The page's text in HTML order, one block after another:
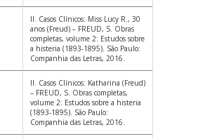
II. Casos Clínicos: Miss Lucy R., 30
anos (Freud) – FREUD, S. Obras
completas, volume 2: Estudos sobre
a histeria (1893-1895). São Paulo:
Companhia das Letras, 2016.
II. Casos Clínicos: Katharina (Freud)
– FREUD, S. Obras completas,
volume 2: Estudos sobre a histeria
(1893-1895). São Paulo:
Companhia das Letras, 2016.